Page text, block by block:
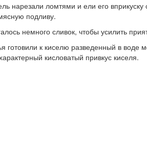
нарезали ломтями и ели его
подливу.
немного сливок, чтобы усилить
готовили к киселю разведенный в
кисловатый привкус киселя.